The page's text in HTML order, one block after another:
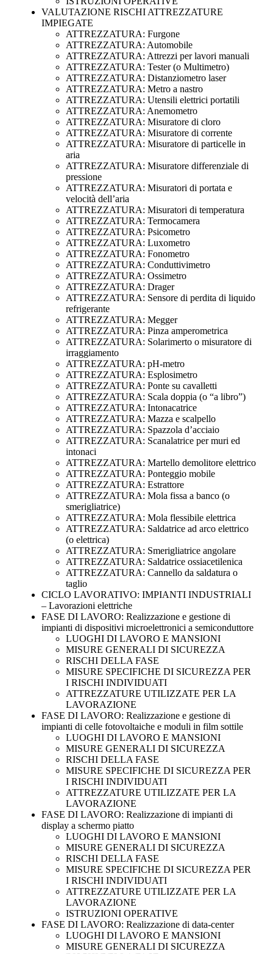
VALUTAZIONE RISCHI ATTREZZATURE
IMPIEGATE
ATTREZZATURA: Furgone
ATTREZZATURA: Automobile
ATTREZZATURA: Attrezzi per lavori manuali
ATTREZZATURA: Tester (o Multimetro)
ATTREZZATURA: Distanziometro laser
ATTREZZATURA: Metro a nastro
ATTREZZATURA: Utensili elettrici portatili
ATTREZZATURA: Anemometro
ATTREZZATURA: Misuratore di cloro
ATTREZZATURA: Misuratore di corrente
ATTREZZATURA: Misuratore di particelle in
aria
ATTREZZATURA: Misuratore differenziale di
pressione
ATTREZZATURA: Misuratori di portata e
velocità dell’aria
ATTREZZATURA: Misuratori di temperatura
ATTREZZATURA: Termocamera
ATTREZZATURA: Psicometro
ATTREZZATURA: Luxometro
ATTREZZATURA: Fonometro
ATTREZZATURA: Conduttivimetro
ATTREZZATURA: Ossimetro
ATTREZZATURA: Drager
ATTREZZATURA: Sensore di perdita di liquido
refrigerante
ATTREZZATURA: Megger
ATTREZZATURA: Pinza amperometrica
ATTREZZATURA: Solarimerto o misuratore di
irraggiamento
ATTREZZATURA: pH-metro
ATTREZZATURA: Esplosimetro
ATTREZZATURA: Ponte su cavalletti
ATTREZZATURA: Scala doppia (o “a libro”)
ATTREZZATURA: Intonacatrice
ATTREZZATURA: Mazza e scalpello
ATTREZZATURA: Spazzola d’acciaio
ATTREZZATURA: Scanalatrice per muri ed
intonaci
ATTREZZATURA: Martello demolitore elettrico
ATTREZZATURA: Ponteggio mobile
ATTREZZATURA: Estrattore
ATTREZZATURA: Mola fissa a banco (o
smerigliatrice)
ATTREZZATURA: Mola flessibile elettrica
ATTREZZATURA: Saldatrice ad arco elettrico
(o elettrica)
ATTREZZATURA: Smerigliatrice angolare
ATTREZZATURA: Saldatrice ossiacetilenica
ATTREZZATURA: Cannello da saldatura o
taglio
CICLO LAVORATIVO: IMPIANTI INDUSTRIALI
– Lavorazioni elettriche
FASE DI LAVORO: Realizzazione e gestione di
impianti di dispositivi microelettronici a semiconduttore
LUOGHI DI LAVORO E MANSIONI
MISURE GENERALI DI SICUREZZA
RISCHI DELLA FASE
MISURE SPECIFICHE DI SICUREZZA PER
I RISCHI INDIVIDUATI
ATTREZZATURE UTILIZZATE PER LA
LAVORAZIONE
FASE DI LAVORO: Realizzazione e gestione di
impianti di celle fotovoltaiche e moduli in film sottile
LUOGHI DI LAVORO E MANSIONI
MISURE GENERALI DI SICUREZZA
RISCHI DELLA FASE
MISURE SPECIFICHE DI SICUREZZA PER
I RISCHI INDIVIDUATI
ATTREZZATURE UTILIZZATE PER LA
LAVORAZIONE
FASE DI LAVORO: Realizzazione di impianti di
display a schermo piatto
LUOGHI DI LAVORO E MANSIONI
MISURE GENERALI DI SICUREZZA
RISCHI DELLA FASE
MISURE SPECIFICHE DI SICUREZZA PER
I RISCHI INDIVIDUATI
ATTREZZATURE UTILIZZATE PER LA
LAVORAZIONE
ISTRUZIONI OPERATIVE
FASE DI LAVORO: Realizzazione di data-center
LUOGHI DI LAVORO E MANSIONI
MISURE GENERALI DI SICUREZZA